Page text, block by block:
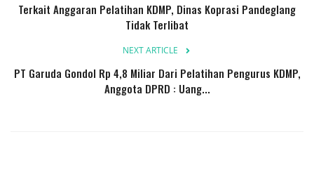
Terkait Anggaran Pelatihan KDMP, Dinas Koprasi Pandeglang
Tidak Terlibat
NEXT ARTICLE
PT Garuda Gondol Rp 4,8 Miliar Dari Pelatihan Pengurus KDMP,
Anggota DPRD : Uang...